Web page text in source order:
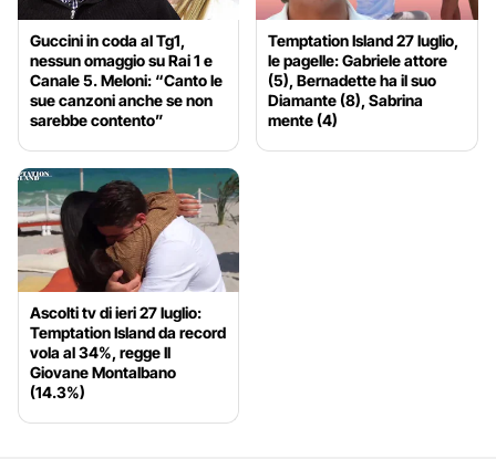
Guccini in coda al Tg1,
nessun omaggio su Rai 1 e
Canale 5. Meloni: “Canto le
sue canzoni anche se non
sarebbe contento”
Temptation Island 27 luglio,
le pagelle: Gabriele attore
(5), Bernadette ha il suo
Diamante (8), Sabrina
mente (4)
Ascolti tv di ieri 27 luglio:
Temptation Island da record
vola al 34%, regge Il
Giovane Montalbano
(14.3%)